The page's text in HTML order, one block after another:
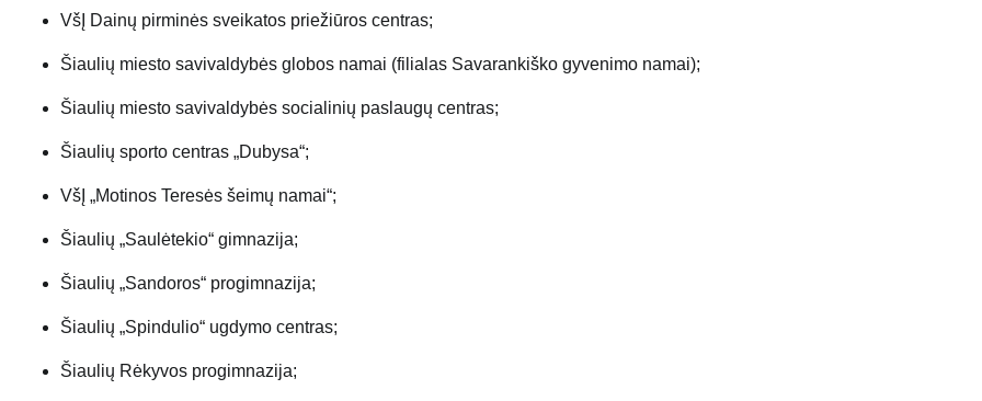
VšĮ Dainų pirminės sveikatos priežiūros centras;
Šiaulių miesto savivaldybės globos namai (filialas Savarankiško gyvenimo namai);
Šiaulių miesto savivaldybės socialinių paslaugų centras;
Šiaulių sporto centras „Dubysa“;
VšĮ „Motinos Teresės šeimų namai“;
Šiaulių „Saulėtekio“ gimnazija;
Šiaulių „Sandoros“ progimnazija;
Šiaulių „Spindulio“ ugdymo centras;
Šiaulių Rėkyvos progimnazija;